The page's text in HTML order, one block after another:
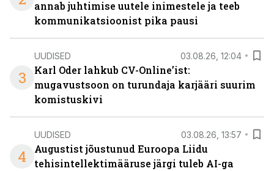
annab juhtimise uutele inimestele ja teeb
kommunikatsioonist pika pausi
3
UUDISED 03.08.26, 12:04
Karl Oder lahkub CV-Online’ist:
mugavustsoon on turundaja karjääri suurim
komistuskivi
4
UUDISED 03.08.26, 13:57
Augustist jõustunud Euroopa Liidu
tehisintellektimääruse järgi tuleb AI-ga